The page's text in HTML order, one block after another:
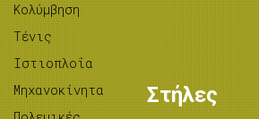
Κολύμβηση
Τένις
Ιστιοπλοΐα
Μηχανοκίνητα
Στήλες